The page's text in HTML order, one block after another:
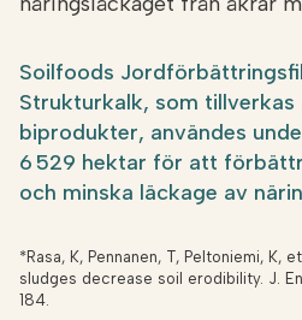
Soilfoods
Strukturkalk, som tillverkas
biprodukter, användes
6 529 hektar för att
och minska läckage av
*Rasa, K, Pennanen, T, Peltoniemi, K,
sludges decrease soil erodibility. J.
184.